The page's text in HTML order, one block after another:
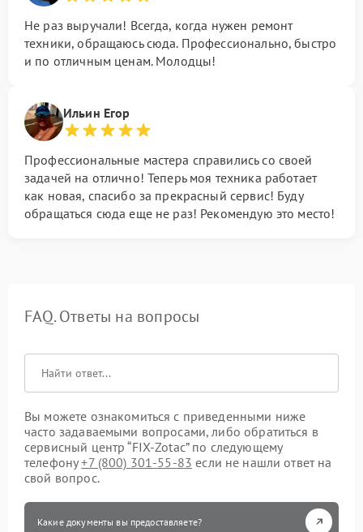
Не раз выручали! Всегда, когда нужен ремонт
техники, обращаюсь сюда. Профессионально, быстро
и по отличным ценам. Молодцы!
Ильин Егор
Профессиональные мастера справились со своей
задачей на отлично! Теперь моя техника работает
как новая, спасибо за прекрасный сервис! Буду
обращаться сюда еще не раз! Рекомендую это место!
FAQ. Ответы на вопросы
Вы можете ознакомиться с приведенными ниже
часто задаваемыми вопросами, либо обратиться в
сервисный центр “FIX-Zotac” по следующему
телефону+7 (800) 301-55-83 если не нашли ответ на
свой вопрос.
Какие документы вы предоставляете?